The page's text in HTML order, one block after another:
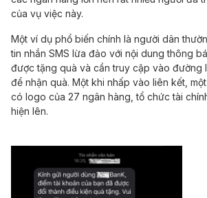
của vụ việc này.
Một ví dụ phổ biến chính là người dân
tin nhắn SMS lừa đảo với nội dung thông
được tặng quà và cần truy cập vào đường
để nhận quà. Một khi nhấp vào liên kết,
có logo của 27 ngân hàng, tổ chức tài
hiện lên.